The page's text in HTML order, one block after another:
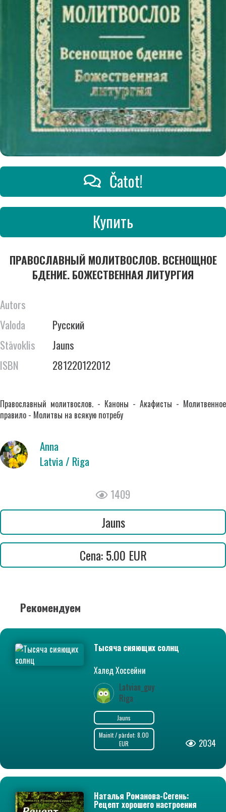
Čatot!
Купить
ПРАВОСЛАВНЫЙ МОЛИТВОСЛОВ. ВСЕНОЩНОЕ
БДЕНИЕ. БОЖЕСТВЕННАЯ ЛИТУРГИЯ
Autors
Valoda
Русский
Stāvoklis
Jauns
ISBN
281220122012
Православный молитвослов. - Каноны - Акафисты - Молитвенное
правило - Молитвы на всякую потребу
Anna
Latvia / Riga
1409
Jauns
Cena: 5.00 EUR
Рекомендуем
Тысяча сияющих солнц
Халед Хоссейни
Latvian_guy
Riga
Jauns
Mainīt / pārdot: 8.00
EUR
2034
Наталья Романова-Сегень:
Рецепт хорошего настроения